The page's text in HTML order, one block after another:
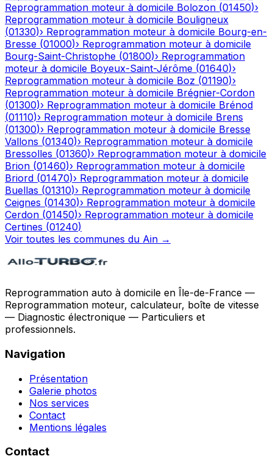
Reprogrammation moteur à domicile Bolozon (01450)›
Reprogrammation moteur à domicile Bouligneux
(01330)› Reprogrammation moteur à domicile Bourg-en-
Bresse (01000)› Reprogrammation moteur à domicile
Bourg-Saint-Christophe (01800)› Reprogrammation
moteur à domicile Boyeux-Saint-Jérôme (01640)›
Reprogrammation moteur à domicile Boz (01190)›
Reprogrammation moteur à domicile Brégnier-Cordon
(01300)› Reprogrammation moteur à domicile Brénod
(01110)› Reprogrammation moteur à domicile Brens
(01300)› Reprogrammation moteur à domicile Bresse
Vallons (01340)› Reprogrammation moteur à domicile
Bressolles (01360)› Reprogrammation moteur à domicile
Brion (01460)› Reprogrammation moteur à domicile
Briord (01470)› Reprogrammation moteur à domicile
Buellas (01310)› Reprogrammation moteur à domicile
Ceignes (01430)› Reprogrammation moteur à domicile
Cerdon (01450)› Reprogrammation moteur à domicile
Certines (01240)
Voir toutes les communes du Ain →
Reprogrammation auto à domicile en Île-de-France —
Reprogrammation moteur, calculateur, boîte de vitesse
— Diagnostic électronique — Particuliers et
professionnels.
Navigation
Présentation
Galerie photos
Nos services
Contact
Mentions légales
Contact